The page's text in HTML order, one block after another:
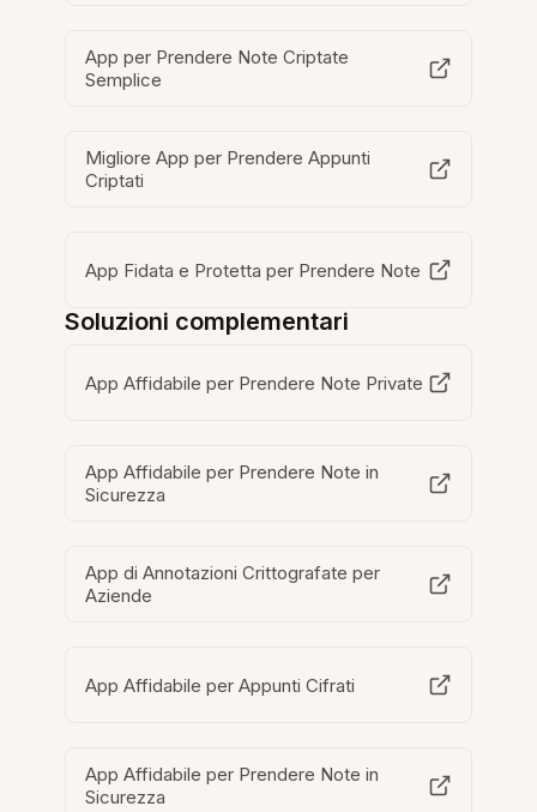
App per Prendere Note Criptate
Semplice
Migliore App per Prendere Appunti
Criptati
App Fidata e Protetta per Prendere Note
Soluzioni complementari
App Affidabile per Prendere Note Private
App Affidabile per Prendere Note in
Sicurezza
App di Annotazioni Crittografate per
Aziende
App Affidabile per Appunti Cifrati
App Affidabile per Prendere Note in
Sicurezza